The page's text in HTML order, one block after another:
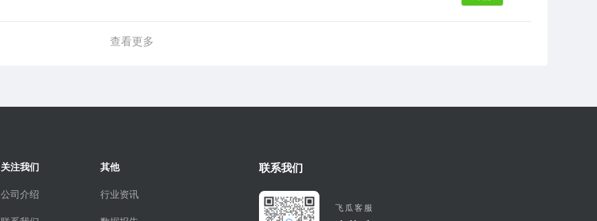
查看更多
关注我们
公司介绍
其他
行业资讯
联系我们
飞瓜客服